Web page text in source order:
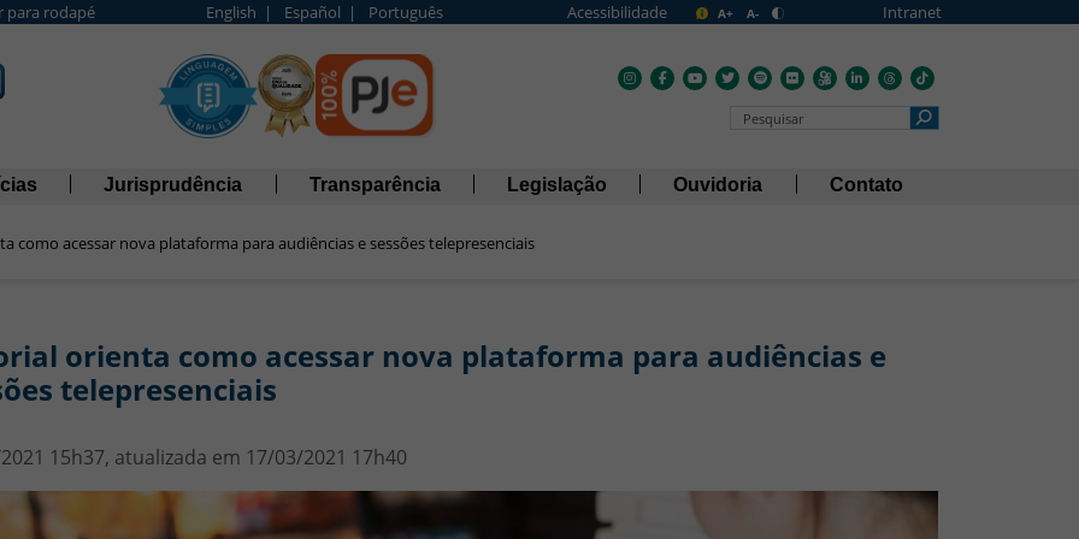
para rodapé English | Español | Português Acessibilidade A+ A- Intranet
Pesquisar no Portal
Jurisprudência Transparência Legislação Ouvidoria Contato
como acessar nova plataforma para audiências e sessões telepresenciais
orienta como acessar nova plataforma para audiências e
telepresenciais
15h37, atualizada em 17/03/2021 17h40